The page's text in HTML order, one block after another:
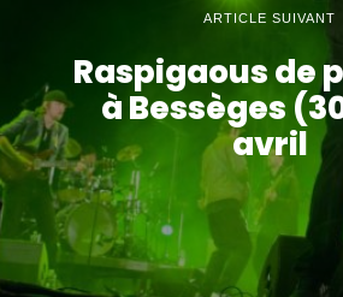
ARTICLE SUIVANT
Raspigaous de
à Bessèges
avril